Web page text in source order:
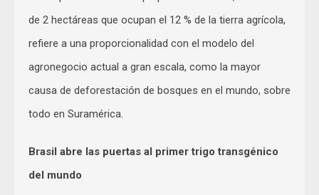
de 2 hectáreas que ocupan el 12 % de la tierra agrícola,
refiere a una proporcionalidad con el modelo del
agronegocio actual a gran escala, como la mayor
causa de deforestación de bosques en el mundo, sobre
todo en Suramérica.
Brasil abre las puertas al primer trigo transgénico
del mundo